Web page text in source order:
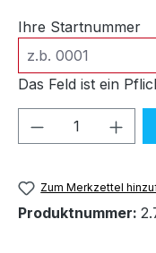
Ihre Startnummer
Das Feld ist ein
Produkt
Zum Merkzettel
Produktnummer: